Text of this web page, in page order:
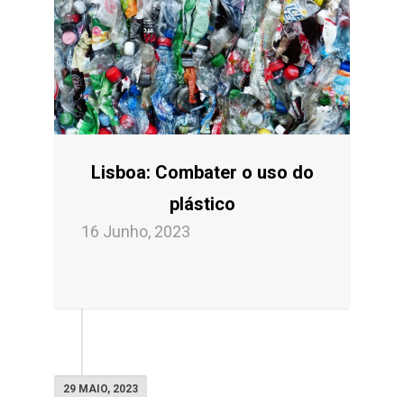
Lisboa: Combater o uso do
plástico
16 Junho, 2023
29 MAIO, 2023